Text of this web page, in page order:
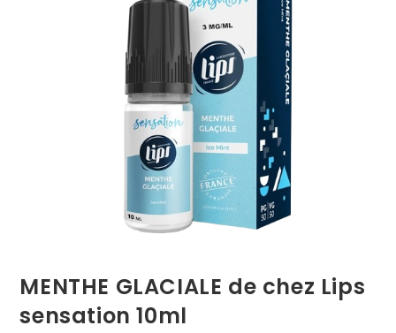
MENTHE GLACIALE de chez Lips
sensation 10ml